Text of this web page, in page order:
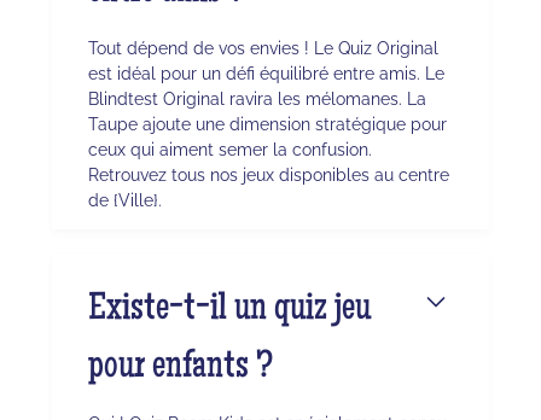
Tout dépend de vos envies ! Le Quiz Original
est idéal pour un défi équilibré entre amis. Le
Blindtest Original ravira les mélomanes. La
Taupe ajoute une dimension stratégique pour
ceux qui aiment semer la confusion.
Retrouvez tous nos jeux disponibles au centre
de {Ville}.
Existe-t-il un quiz jeu
pour enfants ?